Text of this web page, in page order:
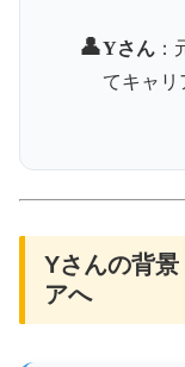
👤Yさん
：
てキャリ
Yさんの背
アへ